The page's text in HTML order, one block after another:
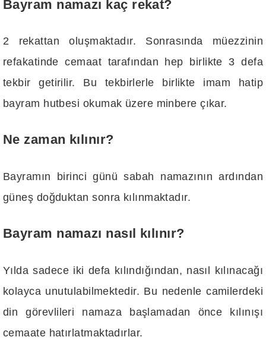
Bayram namazı kaç rekat?
2 rekattan oluşmaktadır. Sonrasında müezzinin
refakatinde cemaat tarafından hep birlikte 3 defa
tekbir getirilir. Bu tekbirlerle birlikte imam hatip
bayram hutbesi okumak üzere minbere çıkar.
Ne zaman kılınır?
Bayramın birinci günü sabah namazının ardından
güneş doğduktan sonra kılınmaktadır.
Bayram namazı nasıl kılınır?
Yılda sadece iki defa kılındığından, nasıl kılınacağı
kolayca unutulabilmektedir. Bu nedenle camilerdeki
din görevlileri namaza başlamadan önce kılınışı
cemaate hatırlatmaktadırlar.